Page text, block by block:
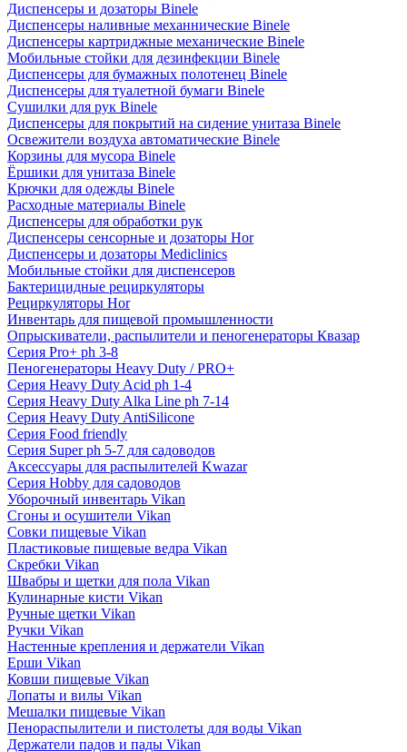
Диспенсеры и дозаторы Binele
Диспенсеры наливные механнические Binele
Диспенсеры картриджные механические Binele
Мобильные стойки для дезинфекции Binele
Диспенсеры для бумажных полотенец Binele
Диспенсеры для туалетной бумаги Binele
Сушилки для рук Binele
Диспенсеры для покрытий на сидение унитаза Binele
Освежители воздуха автоматические Binele
Корзины для мусора Binele
Ёршики для унитаза Binele
Крючки для одежды Binele
Расходные материалы Binele
Диспенсеры для обработки рук
Диспенсеры сенсорные и дозаторы Hor
Диспенсеры и дозаторы Mediclinics
Мобильные стойки для диспенсеров
Бактерицидные рециркуляторы
Рециркуляторы Hor
Инвентарь для пищевой промышленности
Опрыскиватели, распылители и пеногенераторы Квазар
Серия Pro+ ph 3-8
Пеногенераторы Heavy Duty / PRO+
Серия Heavy Duty Acid ph 1-4
Серия Heavy Duty Alka Line ph 7-14
Серия Heavy Duty AntiSilicone
Серия Food friendly
Серия Super ph 5-7 для садоводов
Аксессуары для распылителей Kwazar
Серия Hobby для садоводов
Уборочный инвентарь Vikan
Сгоны и осушители Vikan
Совки пищевые Vikan
Пластиковые пищевые ведра Vikan
Скребки Vikan
Швабры и щетки для пола Vikan
Кулинарные кисти Vikan
Ручные щетки Vikan
Ручки Vikan
Настенные крепления и держатели Vikan
Ерши Vikan
Ковши пищевые Vikan
Лопаты и вилы Vikan
Мешалки пищевые Vikan
Пенораспылители и пистолеты для воды Vikan
Держатели падов и пады Vikan